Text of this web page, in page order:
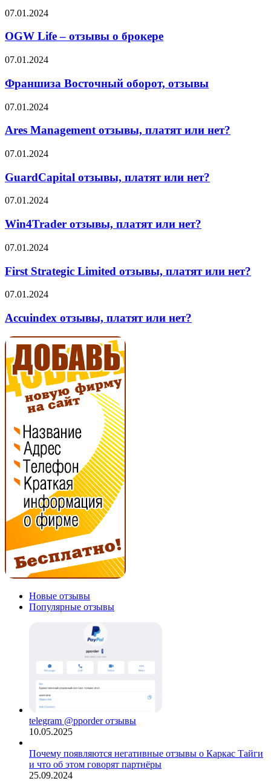
этом
партнёры
правда
или
миф?
OGW
–
о
07.01.2024
OGW Life – отзывы о брокере
Франшиза
оборот,
отзывы
07.01.2024
Франшиза Восточный оборот, отзывы
Ares
отзывы,
или
07.01.2024
Ares Management отзывы, платят или нет?
GuardCapital
платят
или
нет?
07.01.2024
GuardCapital отзывы, платят или нет?
Win4Trader
платят
нет?
07.01.2024
Win4Trader отзывы, платят или нет?
First
Limited
отзывы,
платят
нет?
07.01.2024
First Strategic Limited отзывы, платят или нет?
Accuindex
платят
или
нет?
07.01.2024
Accuindex отзывы, платят или нет?
Новые отзывы
Популярные отзывы
telegram @pporder отзывы
10.05.2025
Почему появляются негативные отзывы о Каркас Тайги
и что об этом говорят партнёры
25.09.2024